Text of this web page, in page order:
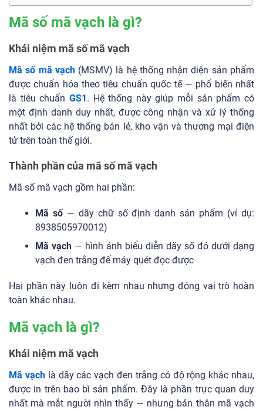
Mã số mã vạch là gì?
Khái niệm mã số mã vạch
Mã số mã vạch(MSMV) là hệ thống nhận diện sản phẩm
được chuẩn hóa theo tiêu chuẩn quốc tế — phổ biến nhất
là tiêu chuẩn GS1 . Hệ thống này giúp mỗi sản phẩm có
một định danh duy nhất, được công nhận và xử lý thống
nhất bởi các hệ thống bán lẻ, kho vận và thương mại điện
tử trên toàn thế giới.
Thành phần của mã số mã vạch
Mã số mã vạch gồm hai phần:
Mã số— dãy chữ số định danh sản phẩm (ví dụ:
8938505970012)
Mã vạch — hình ảnh biểu diễn dãy số đó dưới dạng
vạch đen trắng để máy quét đọc được
Hai phần này luôn đi kèm nhau nhưng đóng vai trò hoàn
toàn khác nhau.
Mã vạch là gì?
Khái niệm mã vạch
Mã vạchlà dãy các vạch đen trắng có độ rộng khác nhau,
được in trên bao bì sản phẩm. Đây là phần trực quan duy
nhất mà mắt người nhìn thấy — nhưng bản thân mã vạch